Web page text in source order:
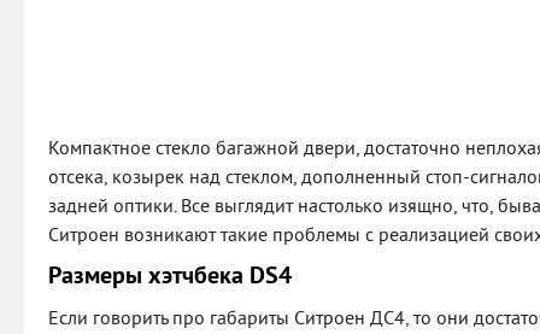
Компактное стекло багажной двери, достаточно
отсека, козырек над стеклом, дополненный стоп-
задней оптики. Все выглядит настолько изящно, что,
Ситроен возникают такие проблемы с реализацией
Размеры хэтчбека DS4
Если говорить про габариты Ситроен ДС4, то они